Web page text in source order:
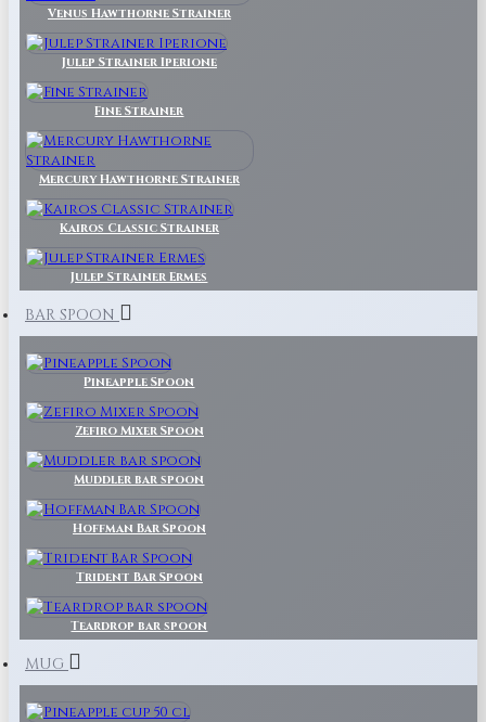
Venus Hawthorne Strainer
Julep Strainer Iperione
Fine Strainer
Mercury Hawthorne Strainer
Kairos Classic Strainer
Julep Strainer Ermes
BAR SPOON
Pineapple Spoon
Zefiro Mixer Spoon
Muddler bar spoon
Hoffman Bar Spoon
Trident Bar Spoon
Teardrop bar spoon
MUG